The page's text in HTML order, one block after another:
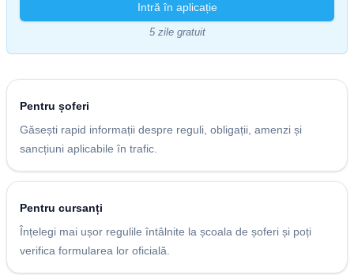
Intră în aplicație
5 zile gratuit
Pentru șoferi
Găsești rapid informații despre reguli, obligații, amenzi și
sancțiuni aplicabile în trafic.
Pentru cursanți
Înțelegi mai ușor regulile întâlnite la școala de șoferi și poți
verifica formularea lor oficială.